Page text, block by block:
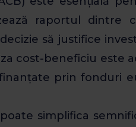
raportul dintre
să justifice
cost-beneficiu este
prin fonduri
poate simplifica